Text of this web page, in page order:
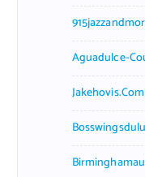
Aguadulce-
Jakehovis.com